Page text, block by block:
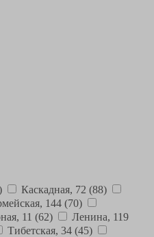
Каскадная, 72 (88)
144 (70)
11 (62)
Ленина, 119
Тибетская, 34 (45)